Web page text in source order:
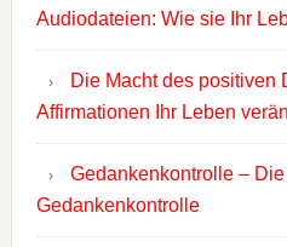
Audiodateien: Wie sie Ihr
Die Macht des positiven
Affirmationen Ihr Leben
Gedankenkontrolle –
Gedankenkontrolle